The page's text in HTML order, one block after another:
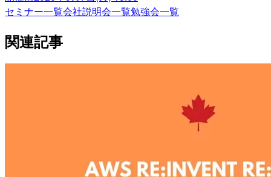
セミナー一覧会社説明会一覧勉強会一覧
関連記事